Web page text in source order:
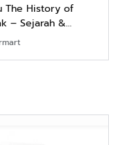
The History of
– Sejarah &
Borneo Asli